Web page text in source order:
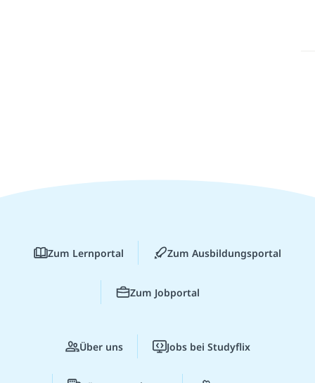
Zum Lernportal Zum Ausbildungsportal
Zum Jobportal
Über uns Jobs bei Studyflix